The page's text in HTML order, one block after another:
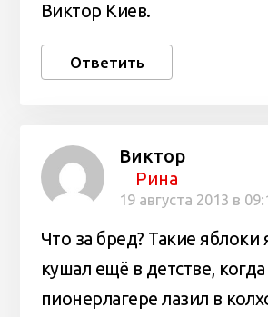
Виктор Киев.
Ответить
Виктор
Рина
19 августа 2013 в
Что за бред? Такие яблоки
кушал ещё в детстве, когда
пионерлагере лазил в